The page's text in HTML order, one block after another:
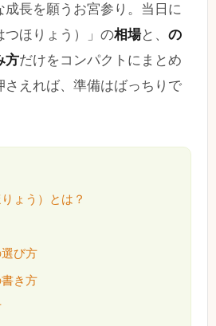
長を願うお宮参り。当日に
つほりょう）」の相場と、 の
方だけをコンパクトにまとめ
さえれば、準備はばっちりで
ょう）とは？
び方
き方